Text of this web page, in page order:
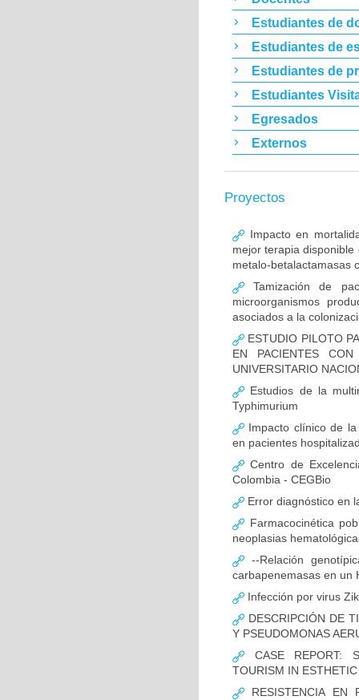
Estudiantes de
Estudiantes de
Estudiantes de
Estudiantes
Egresados
Externos
Proyectos
Impacto en
mejor terapia
metalo-betalactamasas
Tamización de
microorganismos
asociados a la
ESTUDIO PILOTO
EN PACIENTES
UNIVERSITARIO
Estudios de la
Typhimurium
Impacto clínico de
en pacientes
Centro de
Colombia - CEGBio
Error diagnóstico en
Farmacocinética
neoplasias
--Relación
carbapenemasas en un
Infección por virus
DESCRIPCIÓN DE
Y PSEUDOMONAS
CASE REPORT:
TOURISM IN
RESISTENCIA EN